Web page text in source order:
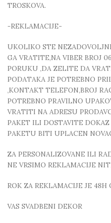
TROSKOVA.
-REKLAMACIJE-
UKOLIKO STE
GA VRATITE,NA VIBER BROJ
PORUKU ,DA ZELITE DA
PODATAKA JE POTREBNO
,KONTAKT TELEFON,BROJ
POTREBNO PRAVILNO
VRATITI NA ADRESU
PAKET ILI DOSTAVITE
PAKETU BITI UPLACEN
ZA PERSONALIZOVANE ILI
NE VRSIMO REKLAMACIJE
ROK ZA REKLAMACIJE JE 48H
VAS SVADBENI DEKOR